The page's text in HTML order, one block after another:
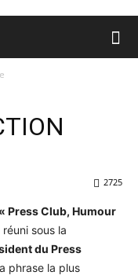
2725
« Press Club, Humour
sous la
du Press
phrase la plus